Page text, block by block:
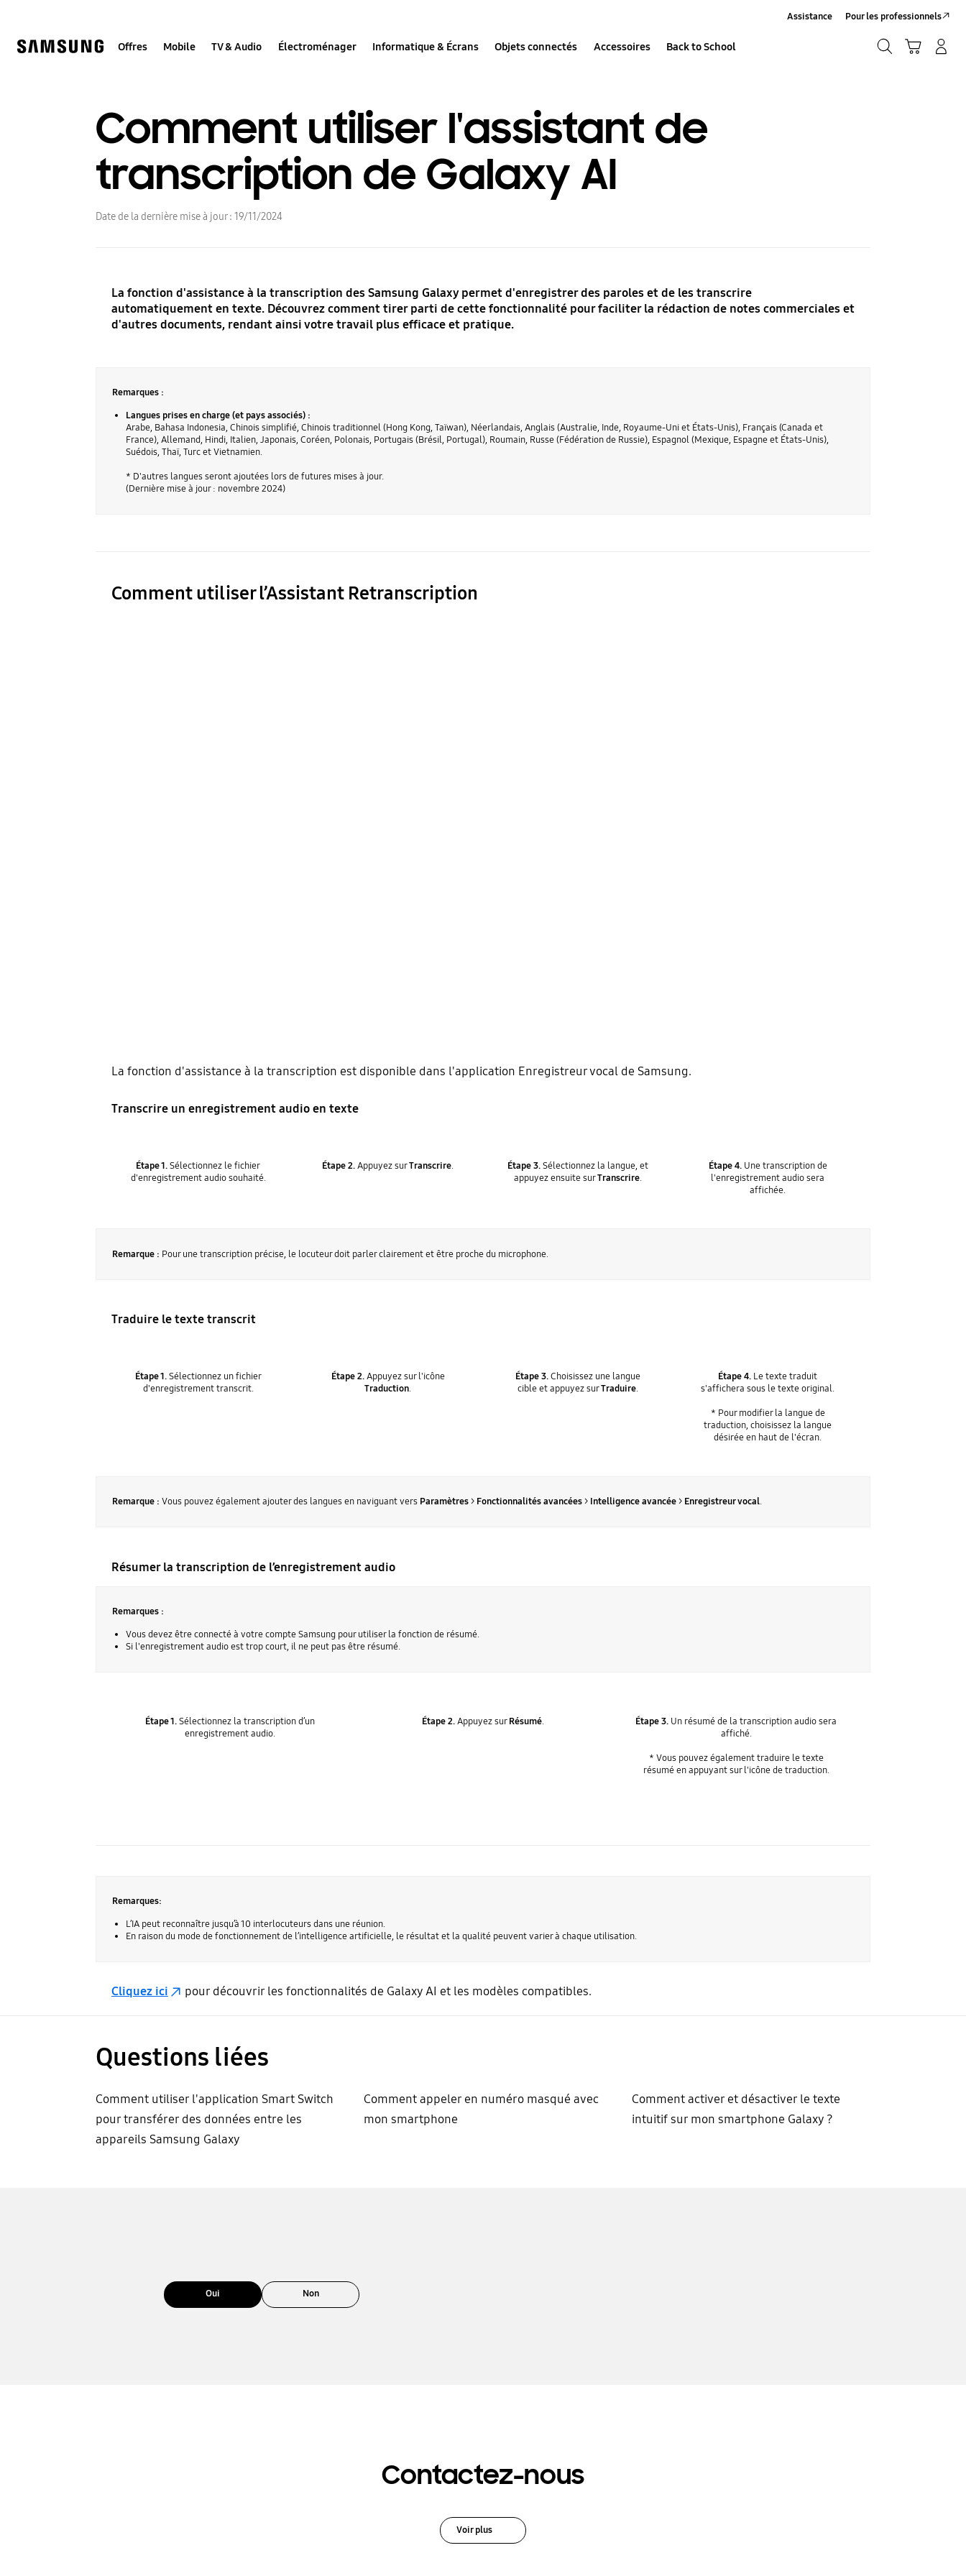
Offres Mobile TV & Audio Électroménager Informatique & Écrans Objets connectés Accessoires Back to School
Assistance Pour les professionnels
Comment utiliser l'assistant de
transcription de Galaxy AI
Date de la dernière mise à jour : 19/11/2024
La fonction d'assistance à la transcription des Samsung Galaxy permet d'enregistrer des paroles et de les transcrire
automatiquement en texte. Découvrez comment tirer parti de cette fonctionnalité pour faciliter la rédaction de notes commerciales et
d'autres documents, rendant ainsi votre travail plus efficace et pratique.
Remarques :
Langues prises en charge (et pays associés) :
Arabe, Bahasa Indonesia, Chinois simplifié, Chinois traditionnel (Hong Kong, Taïwan), Néerlandais, Anglais (Australie, Inde, Royaume-Uni et États-Unis), Français (Canada et
France), Allemand, Hindi, Italien, Japonais, Coréen, Polonais, Portugais (Brésil, Portugal), Roumain, Russe (Fédération de Russie), Espagnol (Mexique, Espagne et États-Unis),
Suédois, Thaï, Turc et Vietnamien.
* D'autres langues seront ajoutées lors de futures mises à jour.
(Dernière mise à jour : novembre 2024)
Comment utiliser l’Assistant Retranscription
La fonction d'assistance à la transcription est disponible dans l'application Enregistreur vocal de Samsung.
Transcrire un enregistrement audio en texte
Étape 1.Sélectionnez le fichier
d'enregistrement audio souhaité.
Étape 2.Appuyez surTranscrire. Étape 3.Sélectionnez la langue, et
appuyez ensuite surTranscrire.
Étape 4.Une transcription de
l'enregistrement audio sera
affichée.
Remarque : Pour une transcription précise, le locuteur doit parler clairement et être proche du microphone.
Traduire le texte transcrit
Étape 1.Sélectionnez un fichier
d'enregistrement transcrit.
Étape 2.Appuyez sur l'icône
Traduction.
Étape 3.Choisissez une langue
cible et appuyez surTraduire.
Étape 4. Le texte traduit
s'affichera sous le texte original.
* Pour modifier la langue de
traduction, choisissez la langue
désirée en haut de l'écran.
Remarque : Vous pouvez également ajouter des langues en naviguant vers Paramètres> Fonctionnalités avancées> Intelligence avancée> Enregistreur vocal.
Résumer la transcription de l’enregistrement audio
Remarques :
Vous devez être connecté à votre compte Samsung pour utiliser la fonction de résumé.
Si l'enregistrement audio est trop court, il ne peut pas être résumé.
Étape 1.Sélectionnez la transcription d’un
enregistrement audio.
Étape 2.Appuyez surRésumé. Étape 3. Un résumé de la transcription audio sera
affiché.
* Vous pouvez également traduire le texte
résumé en appuyant sur l'icône de traduction.
Remarques:
L’IA peut reconnaître jusqu’à 10 interlocuteurs dans une réunion.
En raison du mode de fonctionnement de l’intelligence artificielle, le résultat et la qualité peuvent varier à chaque utilisation.
Cliquez ici pour découvrir les fonctionnalités de Galaxy AI et les modèles compatibles.
Questions liées
Comment utiliser l'application Smart Switch
pour transférer des données entre les
appareils Samsung Galaxy
Comment appeler en numéro masqué avec
mon smartphone
Comment activer et désactiver le texte
intuitif sur mon smartphone Galaxy ?
Oui Non
Contactez-nous
Voir plus